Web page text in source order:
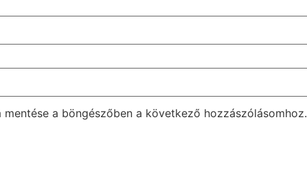
a böngészőben a következő hozzászólásomhoz.